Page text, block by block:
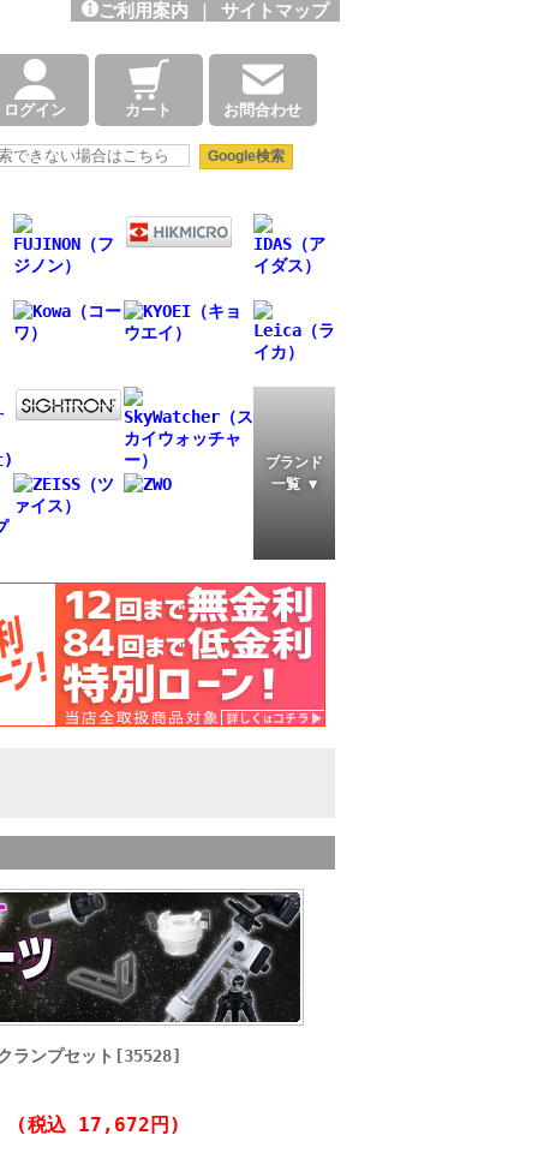
ご利用案内 | サイトマップ
ログイン カート お問合わせ
ブランド
一覧 ▼
ランプセット[35528]
(税込 17,672円)